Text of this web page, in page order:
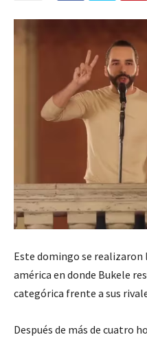
Este domingo se realizaron
américa en donde Bukele
categórica frente a sus
Después de más de cuatro